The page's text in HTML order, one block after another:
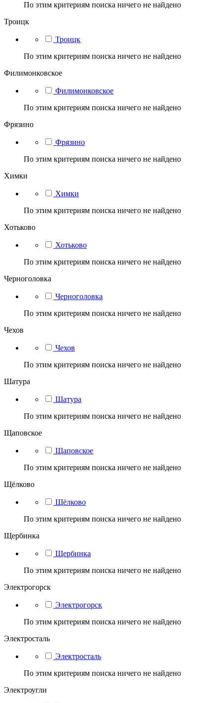
По этим критериям поиска ничего не найдено
Троицк
Троицк
По этим критериям поиска ничего не найдено
Филимонковское
Филимонковское
По этим критериям поиска ничего не найдено
Фрязино
Фрязино
По этим критериям поиска ничего не найдено
Химки
Химки
По этим критериям поиска ничего не найдено
Хотьково
Хотьково
По этим критериям поиска ничего не найдено
Черноголовка
Черноголовка
По этим критериям поиска ничего не найдено
Чехов
Чехов
По этим критериям поиска ничего не найдено
Шатура
Шатура
По этим критериям поиска ничего не найдено
Щаповское
Щаповское
По этим критериям поиска ничего не найдено
Щёлково
Щёлково
По этим критериям поиска ничего не найдено
Щербинка
Щербинка
По этим критериям поиска ничего не найдено
Электрогорск
Электрогорск
По этим критериям поиска ничего не найдено
Электросталь
Электросталь
По этим критериям поиска ничего не найдено
Электроугли